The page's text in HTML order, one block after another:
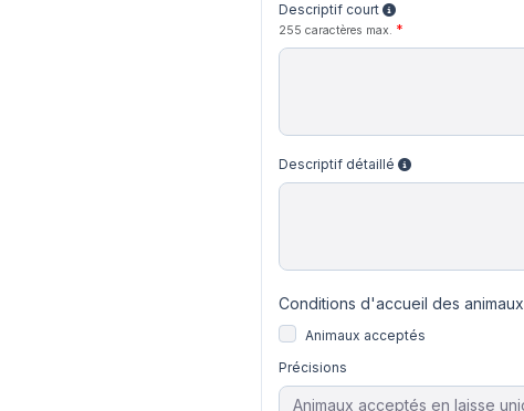
Descriptif court
255 caractères max.
Descriptif détaillé
Conditions d'accueil des animaux
Animaux acceptés
Précisions